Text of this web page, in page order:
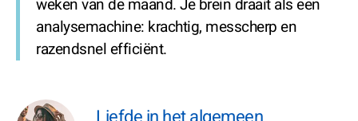
weken van de maand. Je brein draait als een
analysemachine: krachtig, messcherp en
razendsnel efficiënt.